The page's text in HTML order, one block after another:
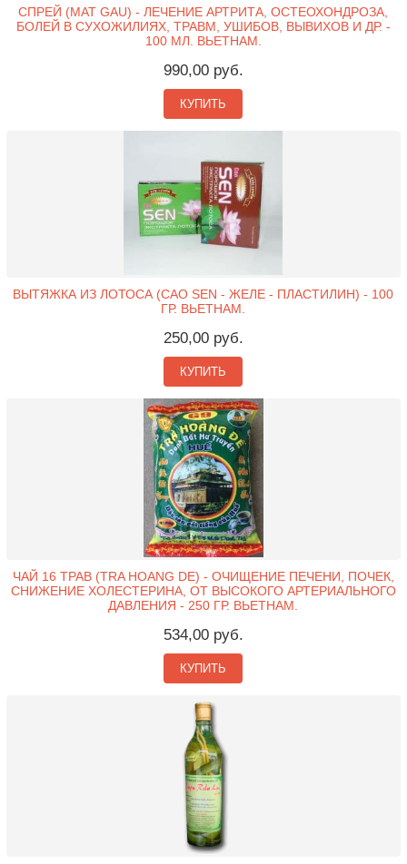
СПРЕЙ (MAT GAU) - ЛЕЧЕНИЕ АРТРИТА, ОСТЕОХОНДРОЗА,
БОЛЕЙ В СУХОЖИЛИЯХ, ТРАВМ, УШИБОВ, ВЫВИХОВ И ДР. -
100 МЛ. ВЬЕТНАМ.
990,00 руб.
КУПИТЬ
ВЫТЯЖКА ИЗ ЛОТОСА (CAO SEN - ЖЕЛЕ - ПЛАСТИЛИН) - 100
ГР. ВЬЕТНАМ.
250,00 руб.
КУПИТЬ
ЧАЙ 16 ТРАВ (TRA HOANG DE) - ОЧИЩЕНИЕ ПЕЧЕНИ, ПОЧЕК,
СНИЖЕНИЕ ХОЛЕСТЕРИНА, ОТ ВЫСОКОГО АРТЕРИАЛЬНОГО
ДАВЛЕНИЯ - 250 ГР. ВЬЕТНАМ.
534,00 руб.
КУПИТЬ